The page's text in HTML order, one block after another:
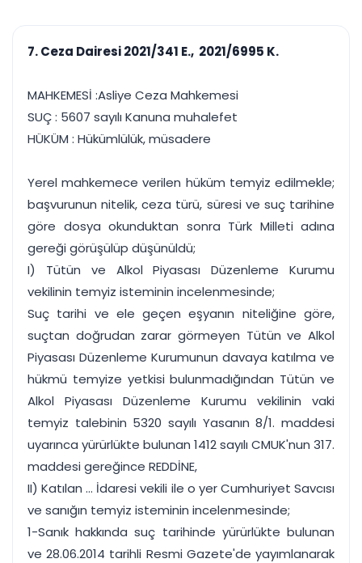
Duruşma ve görev
takvimi
Bildirim
Süreleri asla kaçırmayın
takibi
Tek panelde uçtan uca yönetim
Tüm özellikleri inceleyin Ücretsiz Başlayın
7. Ceza Dairesi 2021/341 E., 2021/6995 K.
MAHKEMESİ :Asliye Ceza Mahkemesi
SUÇ : 5607 sayılı Kanuna muhalefet
HÜKÜM : Hükümlülük, müsadere
Yerel mahkemece verilen hüküm temyiz edilmekle;
başvurunun nitelik, ceza türü, süresi ve suç tarihine
göre dosya okunduktan sonra Türk Milleti adına
gereği görüşülüp düşünüldü;
I) Tütün ve Alkol Piyasası Düzenleme Kurumu
vekilinin temyiz isteminin incelenmesinde;
Suç tarihi ve ele geçen eşyanın niteliğine göre,
suçtan doğrudan zarar görmeyen Tütün ve Alkol
Piyasası Düzenleme Kurumunun davaya katılma ve
hükmü temyize yetkisi bulunmadığından Tütün ve
Alkol Piyasası Düzenleme Kurumu vekilinin vaki
temyiz talebinin 5320 sayılı Yasanın 8/1. maddesi
uyarınca yürürlükte bulunan 1412 sayılı CMUK'nun 317.
maddesi gereğince REDDİNE,
II) Katılan ... İdaresi vekili ile o yer Cumhuriyet Savcısı
ve sanığın temyiz isteminin incelenmesinde;
1-Sanık hakkında suç tarihinde yürürlükte bulunan
ve 28.06.2014 tarihli Resmi Gazete'de yayımlanarak